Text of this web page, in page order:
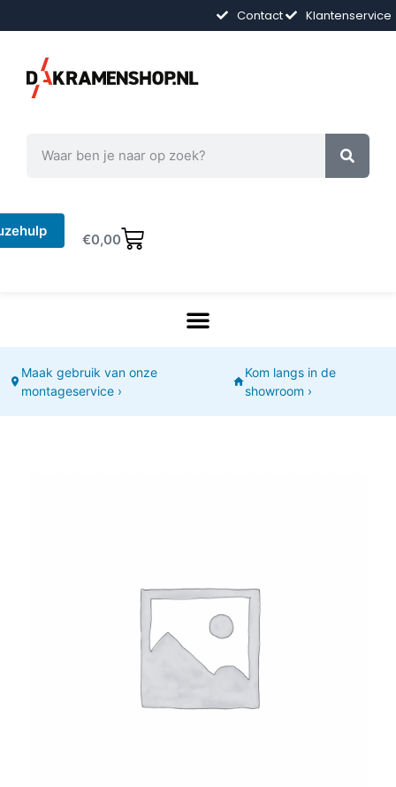
Contact Klantenservice
€0,00
Maak gebruik van onze
montageservice ›
Kom langs in de
showroom ›